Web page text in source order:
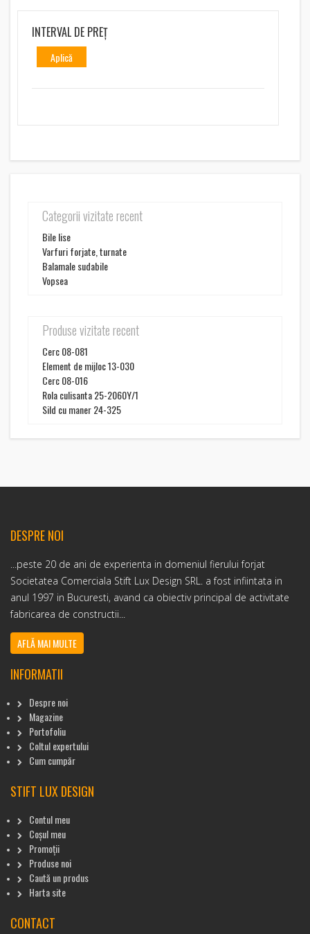
INTERVAL DE PREȚ
Aplică
Categorii vizitate recent
Bile lise
Varfuri forjate, turnate
Balamale sudabile
Vopsea
Produse vizitate recent
Cerc 08-081
Element de mijloc 13-030
Cerc 08-016
Rola culisanta 25-2060Y/1
Sild cu maner 24-325
DESPRE NOI
...peste 20 de ani de experienta in domeniul fierului forjat
Societatea Comerciala Stift Lux Design SRL. a fost infiintata in
anul 1997 in Bucuresti, avand ca obiectiv principal de activitate
fabricarea de constructii...
AFLĂ MAI MULTE
INFORMATII
Despre noi
Magazine
Portofoliu
Coltul expertului
Cum cumpăr
STIFT LUX DESIGN
Contul meu
Coșul meu
Promoții
Produse noi
Caută un produs
Harta site
CONTACT